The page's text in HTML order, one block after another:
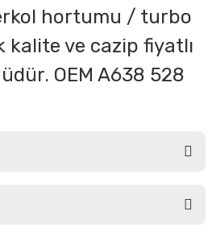
hortumu / turbo
ve cazip fiyatlı
OEM A638 528